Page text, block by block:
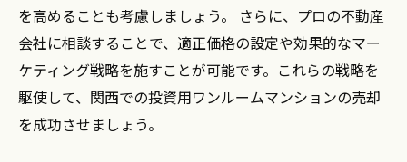
を高めることも考慮しましょう。 さらに、プロの不動産
会社に相談することで、適正価格の設定や効果的なマー
ケティング戦略を施すことが可能です。これらの戦略を
駆使して、関西での投資用ワンルームマンションの売却
を成功させましょう。